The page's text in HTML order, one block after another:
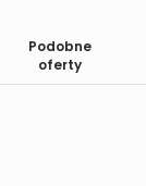
Podobne
oferty